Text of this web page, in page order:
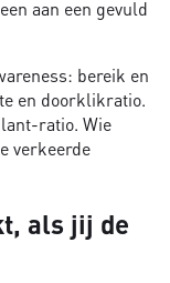
aan een gevuld
bereik en
en doorklikratio.
ratio. Wie
verkeerde
als jij de